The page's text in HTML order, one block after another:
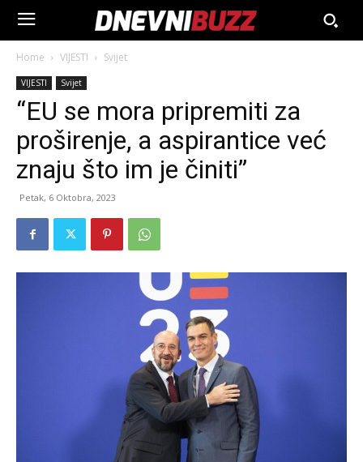
Home VIJESTI Svijet
VIJESTI Svijet
“EU se mora pripremiti za
proširenje, a aspirantice već
znaju što im je činiti”
Petak, 6 Oktobra, 2023